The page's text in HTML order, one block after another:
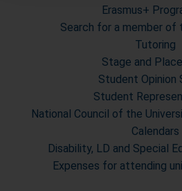
pubblicità e social media, i quali
con altre informazioni che ha
raccolto dal suo utilizzo dei loro
Erasmus+
Search for a member
Tutoring
Stage and
Student Opinion
Student
National Council of the
Calendars
Disability, LD and Special
Expenses for attending